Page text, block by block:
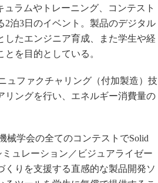
ラムやトレーニング、コンテスト
泊3日のイベント。製品のデジタル
たエンジニア育成、また学生や経
を目的としている。
ファクチャリング（付加製造）技
リングを行い、エネルギー消費量の
学会の全てのコンテストでSolid
ュレーション／ビジュアライゼー
りを支援する直感的な製品開発ソ